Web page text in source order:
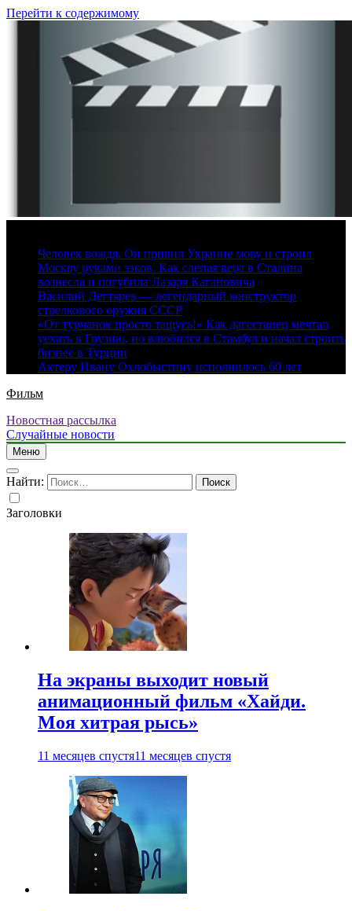
Перейти к содержимому
Человек вождя. Он привил Украине мову и строил
Москву руками зэков. Как слепая вера в Сталина
вознесла и погубила Лазаря Кагановича
Василий Дегтярев — легендарный конструктор
стрелкового оружия СССР
«От турчанок просто тащусь!» Как дагестанец мечтал
уехать в Грузию, но влюбился в Стамбул и начал строить
бизнес в Турции
Актеру Ивану Охлобыстину исполнилось 60 лет
Фильм
Новостная рассылка
Случайные новости
Меню
Найти:
Заголовки
На экраны выходит новый
анимационный фильм «Хайди.
Моя хитрая рысь»
11 месяцев спустя11 месяцев спустя